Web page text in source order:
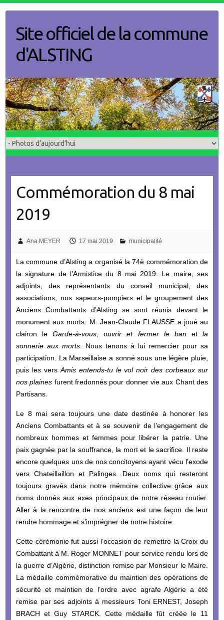
contentSite officiel de la commune
d'ALSTING
Commémoration du 8 mai
2019
Ana MEYER 17 mai 2019 municipalité
La commune d’Alsting a organisé la 74è commémoration de
la signature de l’Armistice du 8 mai 2019. Le maire, ses
adjoints, des représentants du conseil municipal, des
associations, nos sapeurs-pompiers et le groupement des
Anciens Combattants d’Alsting se sont réunis devant le
monument aux morts. M. Jean-Claude FLAUSSE a joué au
clairon leGarde-à-vous , ouvrir et fermer le ban etla
sonnerie aux morts. Nous tenons à lui remercier pour sa
participation. La Marseillaise a sonné sous une légère pluie,
puis les vers Amis entends-tu le vol noir des corbeaux sur
nos plaines furent fredonnés pour donner vie aux Chant des
Partisans.
Le 8 mai sera toujours une date destinée à honorer les
Anciens Combattants et à se souvenir de l’engagement de
nombreux hommes et femmes pour libérer la patrie. Une
paix gagnée par la souffrance, la mort et le sacrifice. Il reste
encore quelques uns de nos concitoyens ayant vécu l’exode
vers Chateillaillon et Palinges. Deux noms qui resteront
toujours gravés dans notre mémoire collective grâce aux
noms donnés aux axes principaux de notre réseau routier.
Aller à la rencontre de nos anciens est une façon de leur
rendre hommage et s’imprégner de notre histoire.
Cette cérémonie fut aussi l’occasion de remettre la Croix du
Combattant à M. Roger MONNET pour service rendu lors de
la guerre d’Algérie, distinction remise par Monsieur le Maire.
La médaille commémorative du maintien des opérations de
sécurité et maintien de l’ordre avec agrafe Algérie a été
remise par ses adjoints à messieurs Toni ERNEST, Joseph
BRACH et Guy STARCK. Cette médaille fût créée le 11